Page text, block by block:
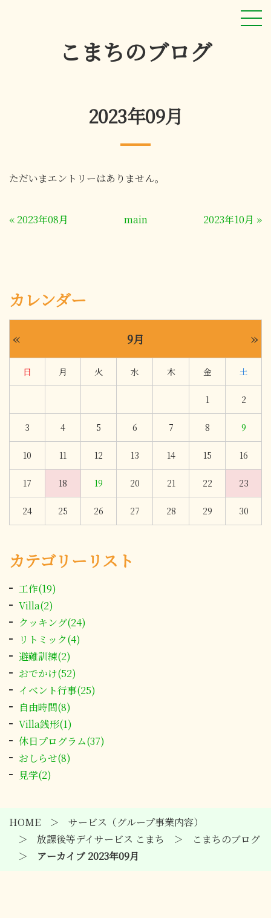
カレンダー
« 9月 »
日 月 火 水 木 金 土
1 2
3 4 5 6 7 8 9
10 11 12 13 14 15 16
17 18 19 20 21 22 23
24 25 26 27 28 29 30
カテゴリーリスト
工作(19)
Villa(2)
クッキング(24)
リトミック(4)
避難訓練(2)
おでかけ(52)
イベント行事(25)
自由時間(8)
Villa銭形(1)
休日プログラム(37)
おしらせ(8)
見学(2)
こまちのブログ
2023年09月
ただいまエントリーはありません。
« 2023年08月 main 2023年10月 »
HOME
サービス（グループ事業内容）
放課後等デイサービス こまち
こまちのブログ
アーカイブ 2023年09月